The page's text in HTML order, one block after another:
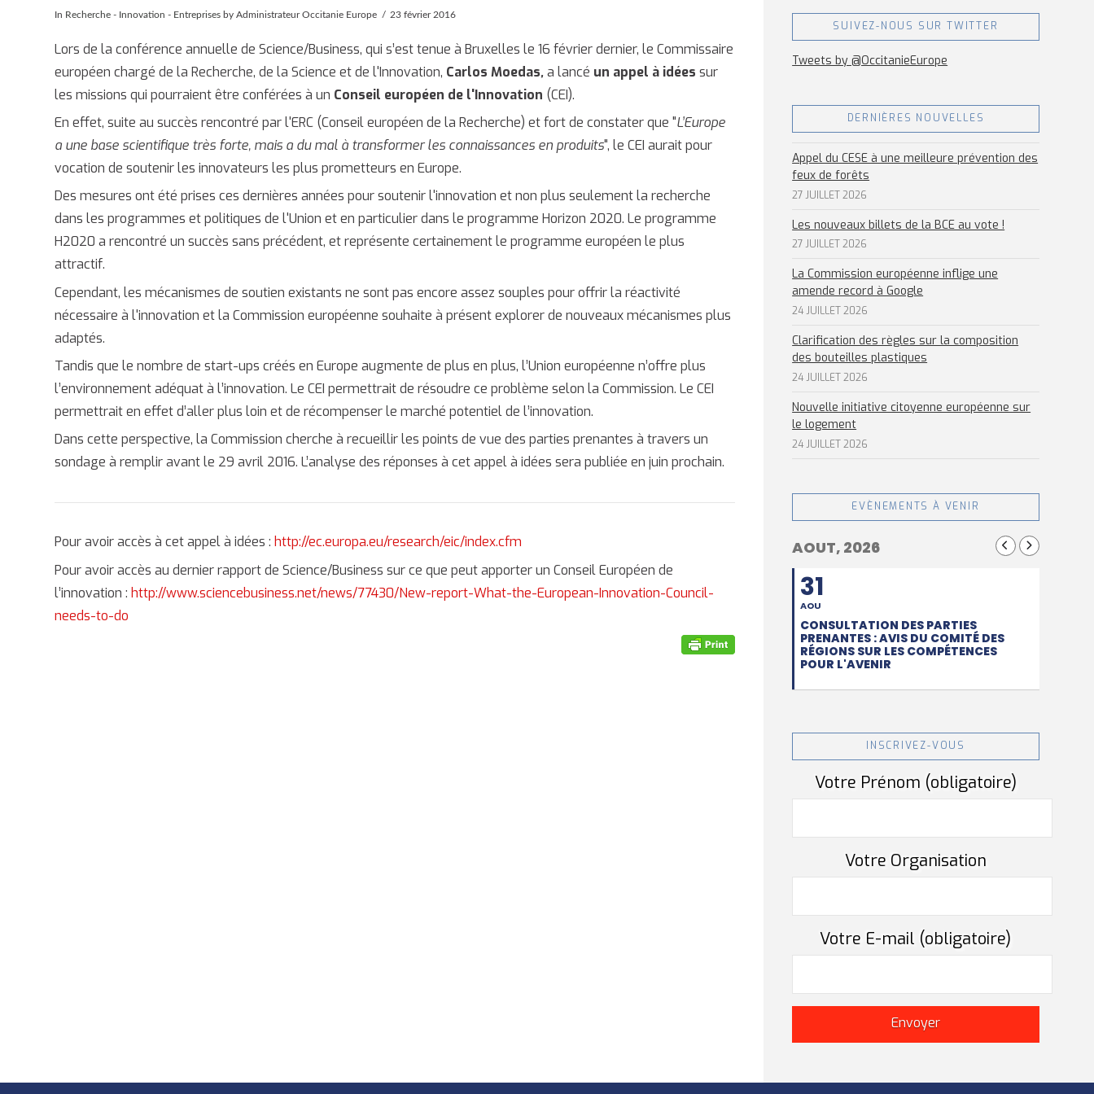
In Recherche - Innovation - Entreprises by Administrateur Occitanie Europe 23 février 2016
Lors de la conférence annuelle de Science/Business, qui s’est tenue à Bruxelles le 16 février dernier, le Commissaire
européen chargé de la Recherche, de la Science et de l'Innovation, Carlos Moedas,a lancé un appel à idées sur
les missions qui pourraient être conférées à un Conseil européen de l'Innovation (CEI).
En effet, suite au succès rencontré par l'ERC (Conseil européen de la Recherche) et fort de constater que "L’Europe
a une base scientifique très forte, mais a du mal à transformer les connaissances en produits", le CEI aurait pour
vocation de soutenir les innovateurs les plus prometteurs en Europe.
Des mesures ont été prises ces dernières années pour soutenir l'innovation et non plus seulement la recherche
dans les programmes et politiques de l'Union et en particulier dans le programme Horizon 2020. Le programme
H2020 a rencontré un succès sans précédent, et représente certainement le programme européen le plus
attractif.
Cependant, les mécanismes de soutien existants ne sont pas encore assez souples pour offrir la réactivité
nécessaire à l'innovation et la Commission européenne souhaite à présent explorer de nouveaux mécanismes plus
adaptés.
Tandis que le nombre de start-ups créés en Europe augmente de plus en plus, l’Union européenne n’offre plus
l’environnement adéquat à l’innovation. Le CEI permettrait de résoudre ce problème selon la Commission. Le CEI
permettrait en effet d’aller plus loin et de récompenser le marché potentiel de l’innovation.
Dans cette perspective, la Commission cherche à recueillir les points de vue des parties prenantes à travers un
sondage à remplir avant le 29 avril 2016. L’analyse des réponses à cet appel à idées sera publiée en juin prochain.
Pour avoir accès à cet appel à idées :http://ec.europa.eu/research/eic/index.cfm
Pour avoir accès au dernier rapport de Science/Business sur ce que peut apporter un Conseil Européen de
l’innovation :http://www.sciencebusiness.net/news/77430/New-report-What-the-European-Innovation-Council-
needs-to-do
SUIVEZ-NOUS SUR TWITTER
Tweets by @OccitanieEurope
DERNIÈRES NOUVELLES
Appel du CESE à une meilleure prévention des
feux de forêts
27 JUILLET 2026
Les nouveaux billets de la BCE au vote !
27 JUILLET 2026
La Commission européenne inflige une
amende record à Google
24 JUILLET 2026
Clarification des règles sur la composition
des bouteilles plastiques
24 JUILLET 2026
Nouvelle initiative citoyenne européenne sur
le logement
24 JUILLET 2026
EVÈNEMENTS À VENIR
AOUT, 2026
31
AOU
CONSULTATION DES PARTIES
PRENANTES : AVIS DU COMITÉ DES
RÉGIONS SUR LES COMPÉTENCES
POUR L'AVENIR
INSCRIVEZ-VOUS
Votre Prénom (obligatoire)
Votre Organisation
Votre E-mail (obligatoire)